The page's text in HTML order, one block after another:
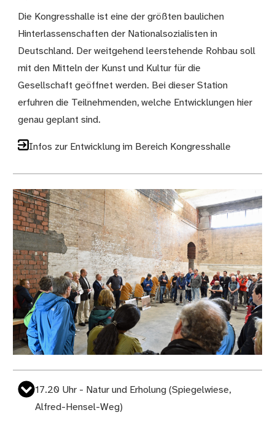
Die Kongresshalle ist eine der größten baulichen
Hinterlassenschaften der Nationalsozialisten in
Deutschland. Der weitgehend leerstehende Rohbau soll
mit den Mitteln der Kunst und Kultur für die
Gesellschaft geöffnet werden. Bei dieser Station
erfuhren die Teilnehmenden, welche Entwicklungen hier
genau geplant sind.
Infos zur Entwicklung im Bereich Kongresshalle
17.20 Uhr - Natur und Erholung (Spiegelwiese,
Alfred-Hensel-Weg)